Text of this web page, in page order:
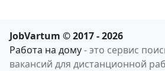
JobVartum © 2017 - 2026
Работа на дому- это сервис
вакансий для дистанционной